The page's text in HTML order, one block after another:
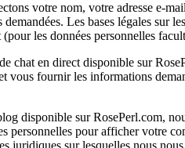
votre nom, votre adresse e-
Les bases légales sur
les données personnelles
chat en direct disponible sur
fournir les informations
disponible sur RosePerl.com,
pour afficher votre